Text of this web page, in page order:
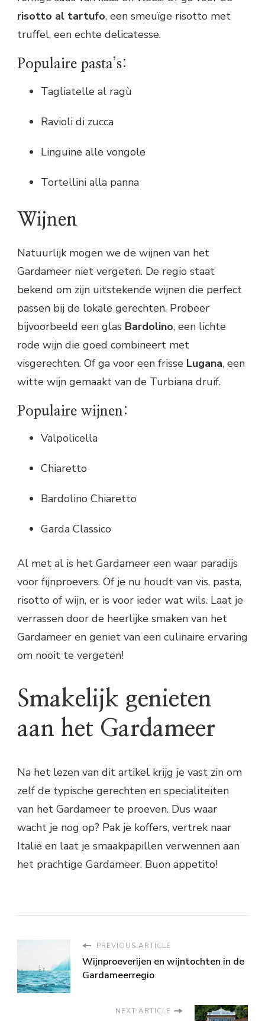
risotto al tartufo, een smeuïge risotto met
truffel, een echte delicatesse.
Populaire pasta’s:
Tagliatelle al ragù
Ravioli di zucca
Linguine alle vongole
Tortellini alla panna
Wijnen
Natuurlijk mogen we de wijnen van het
Gardameer niet vergeten. De regio staat
bekend om zijn uitstekende wijnen die perfect
passen bij de lokale gerechten. Probeer
bijvoorbeeld een glas Bardolino, een lichte
rode wijn die goed combineert met
visgerechten. Of ga voor een frisse Lugana, een
witte wijn gemaakt van de Turbiana druif.
Populaire wijnen:
Valpolicella
Chiaretto
Bardolino Chiaretto
Garda Classico
Al met al is het Gardameer een waar paradijs
voor fijnproevers. Of je nu houdt van vis, pasta,
risotto of wijn, er is voor ieder wat wils. Laat je
verrassen door de heerlijke smaken van het
Gardameer en geniet van een culinaire ervaring
om nooit te vergeten!
Smakelijk genieten
aan het Gardameer
Na het lezen van dit artikel krijg je vast zin om
zelf de typische gerechten en specialiteiten
van het Gardameer te proeven. Dus waar
wacht je nog op? Pak je koffers, vertrek naar
Italië en laat je smaakpapillen verwennen aan
het prachtige Gardameer. Buon appetito!
PREVIOUS ARTICLE
Wijnproeverijen en wijntochten in de
Gardameerregio
NEXT ARTICLE